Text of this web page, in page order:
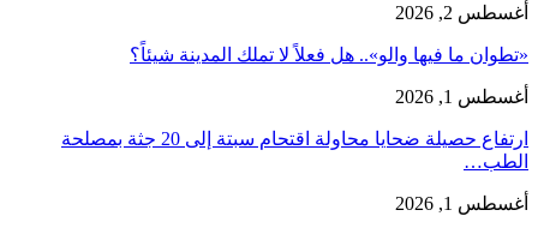
أغسطس 2, 2026
«تطوان ما فيها والو».. هل فعلاً لا تملك المدينة شيئاً؟
أغسطس 1, 2026
ارتفاع حصيلة ضحايا محاولة اقتحام سبتة إلى 20 جثة بمصلحة
الطب…
أغسطس 1, 2026